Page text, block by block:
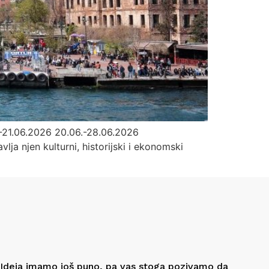
21.06.2026 20.06.-28.06.2026
njen kulturni, historijski i ekonomski
Ideja imamo još puno, pa vas stoga pozivamo da